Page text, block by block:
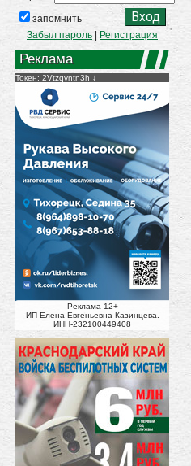
запомнить
Забыл пароль
Регистрация
Реклама
Токен: 2Vtzqvntn3h
Реклама 12+
ИП Елена Евгеньевна Казинцева.
ИНН-232100449408